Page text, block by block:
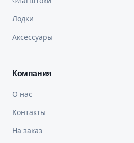
Лодки
Аксессуары
Компания
О нас
Контакты
На заказ